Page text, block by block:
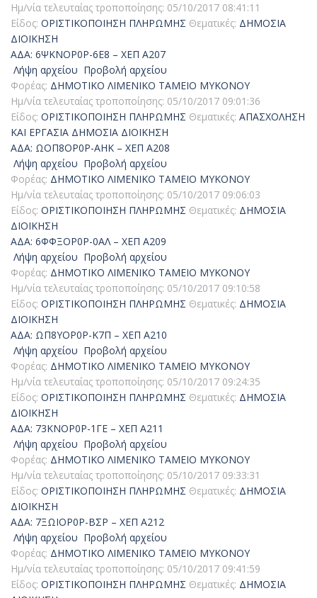
Ημ/νία τελευταίας τροποποίησης: 05/10/2017 08:41:11
Είδος: ΟΡΙΣΤΙΚΟΠΟΙΗΣΗ ΠΛΗΡΩΜΗΣ Θεματικές: ΔΗΜΟΣΙΑ
ΔΙΟΙΚΗΣΗ
ΑΔΑ: 6ΨΚΝΟΡ0Ρ-6Ε8 – ΧΕΠ Α207
Λήψη αρχείου Προβολή αρχείου
Φορέας: ΔΗΜΟΤΙΚΟ ΛΙΜΕΝΙΚΟ ΤΑΜΕΙΟ ΜΥΚΟΝΟΥ
Ημ/νία τελευταίας τροποποίησης: 05/10/2017 09:01:36
Είδος: ΟΡΙΣΤΙΚΟΠΟΙΗΣΗ ΠΛΗΡΩΜΗΣ Θεματικές: ΑΠΑΣΧΟΛΗΣΗ
ΚΑΙ ΕΡΓΑΣΙΑ ΔΗΜΟΣΙΑ ΔΙΟΙΚΗΣΗ
ΑΔΑ: ΩΟΠ8ΟΡ0Ρ-ΑΗΚ – ΧΕΠ Α208
Λήψη αρχείου Προβολή αρχείου
Φορέας: ΔΗΜΟΤΙΚΟ ΛΙΜΕΝΙΚΟ ΤΑΜΕΙΟ ΜΥΚΟΝΟΥ
Ημ/νία τελευταίας τροποποίησης: 05/10/2017 09:06:03
Είδος: ΟΡΙΣΤΙΚΟΠΟΙΗΣΗ ΠΛΗΡΩΜΗΣ Θεματικές: ΔΗΜΟΣΙΑ
ΔΙΟΙΚΗΣΗ
ΑΔΑ: 6ΦΦΞΟΡ0Ρ-0ΑΛ – ΧΕΠ Α209
Λήψη αρχείου Προβολή αρχείου
Φορέας: ΔΗΜΟΤΙΚΟ ΛΙΜΕΝΙΚΟ ΤΑΜΕΙΟ ΜΥΚΟΝΟΥ
Ημ/νία τελευταίας τροποποίησης: 05/10/2017 09:10:58
Είδος: ΟΡΙΣΤΙΚΟΠΟΙΗΣΗ ΠΛΗΡΩΜΗΣ Θεματικές: ΔΗΜΟΣΙΑ
ΔΙΟΙΚΗΣΗ
ΑΔΑ: ΩΠ8ΥΟΡ0Ρ-Κ7Π – ΧΕΠ Α210
Λήψη αρχείου Προβολή αρχείου
Φορέας: ΔΗΜΟΤΙΚΟ ΛΙΜΕΝΙΚΟ ΤΑΜΕΙΟ ΜΥΚΟΝΟΥ
Ημ/νία τελευταίας τροποποίησης: 05/10/2017 09:24:35
Είδος: ΟΡΙΣΤΙΚΟΠΟΙΗΣΗ ΠΛΗΡΩΜΗΣ Θεματικές: ΔΗΜΟΣΙΑ
ΔΙΟΙΚΗΣΗ
ΑΔΑ: 73ΚΝΟΡ0Ρ-1ΓΕ – ΧΕΠ Α211
Λήψη αρχείου Προβολή αρχείου
Φορέας: ΔΗΜΟΤΙΚΟ ΛΙΜΕΝΙΚΟ ΤΑΜΕΙΟ ΜΥΚΟΝΟΥ
Ημ/νία τελευταίας τροποποίησης: 05/10/2017 09:33:31
Είδος: ΟΡΙΣΤΙΚΟΠΟΙΗΣΗ ΠΛΗΡΩΜΗΣ Θεματικές: ΔΗΜΟΣΙΑ
ΔΙΟΙΚΗΣΗ
ΑΔΑ: 7ΞΩΙΟΡ0Ρ-ΒΣΡ – ΧΕΠ Α212
Λήψη αρχείου Προβολή αρχείου
Φορέας: ΔΗΜΟΤΙΚΟ ΛΙΜΕΝΙΚΟ ΤΑΜΕΙΟ ΜΥΚΟΝΟΥ
Ημ/νία τελευταίας τροποποίησης: 05/10/2017 09:41:59
Είδος: ΟΡΙΣΤΙΚΟΠΟΙΗΣΗ ΠΛΗΡΩΜΗΣ Θεματικές: ΔΗΜΟΣΙΑ